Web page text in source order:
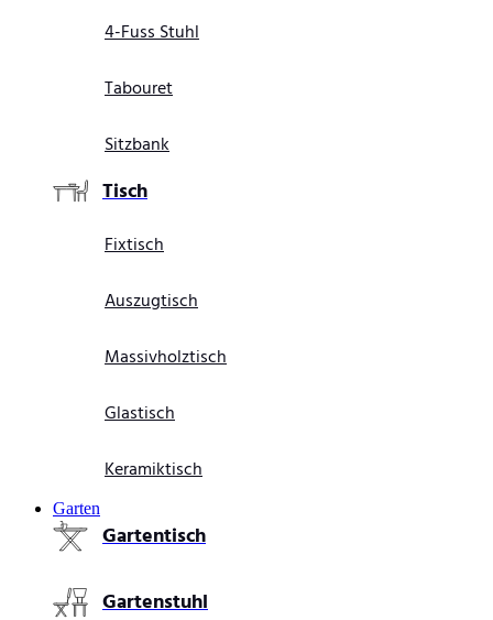
4-Fuss Stuhl
Tabouret
Sitzbank
Tisch
Fixtisch
Auszugtisch
Massivholztisch
Glastisch
Keramiktisch
Garten
Gartentisch
Gartenstuhl